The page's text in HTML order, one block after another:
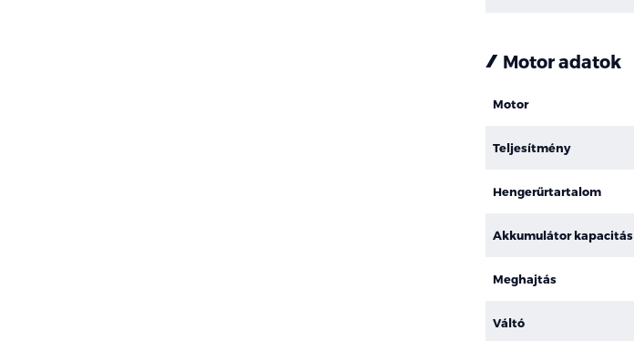
Motor adatok
Motor
Teljesítmény
Hengerűrtartalom
Akkumulátor kapacitás
Meghajtás
Váltó